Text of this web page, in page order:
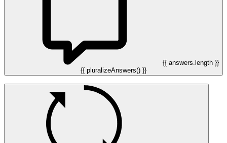
{{ answers.length }}
{{ pluralizeAnswers() }}